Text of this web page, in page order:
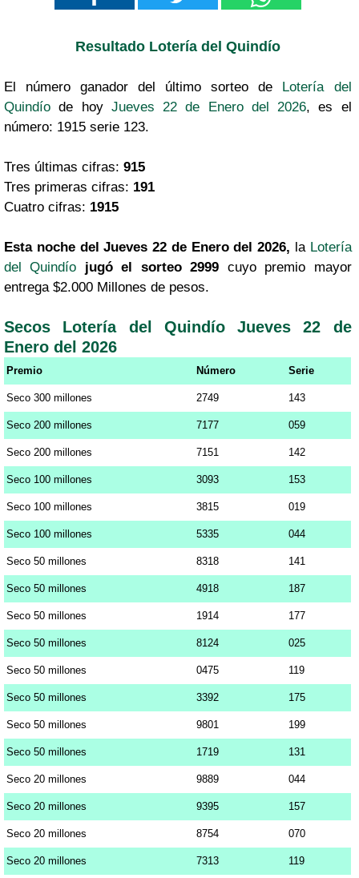
Resultado Lotería del Quindío
El número ganador del último sorteo de Lotería del
Quindío de hoy Jueves 22 de Enero del 2026, es el
número: 1915 serie 123.
Tres últimas cifras: 915
Tres primeras cifras: 191
Cuatro cifras: 1915
Esta noche del Jueves 22 de Enero del 2026, la Lotería
del Quindío
jugó el sorteo 2999 cuyo premio mayor
entrega $2.000 Millones de pesos.
Secos Lotería del Quindío Jueves 22 de
Enero del 2026
Premio Número Serie
Seco 300 millones 2749 143
Seco 200 millones 7177 059
Seco 200 millones 7151 142
Seco 100 millones 3093 153
Seco 100 millones 3815 019
Seco 100 millones 5335 044
Seco 50 millones 8318 141
Seco 50 millones 4918 187
Seco 50 millones 1914 177
Seco 50 millones 8124 025
Seco 50 millones 0475 119
Seco 50 millones 3392 175
Seco 50 millones 9801 199
Seco 50 millones 1719 131
Seco 20 millones 9889 044
Seco 20 millones 9395 157
Seco 20 millones 8754 070
Seco 20 millones 7313 119